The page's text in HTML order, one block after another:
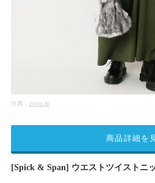
出典： zozo.jp
[Spick & Span] ウエストツイストニ
商品詳細を